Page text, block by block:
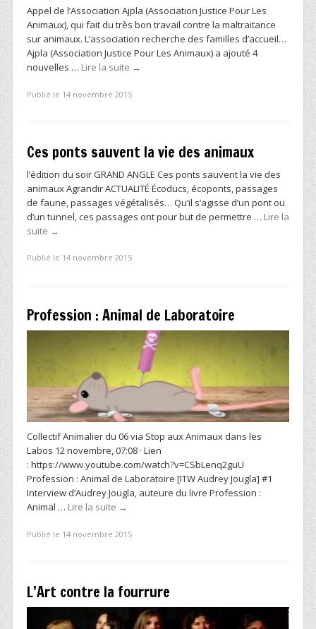
Appel de l’Association Ajpla (Association Justice Pour Les
Animaux), qui fait du très bon travail contre la maltraitance
sur animaux. L’association recherche des familles d’accueil…
Ajpla (Association Justice Pour Les Animaux) a ajouté 4
nouvelles … Lire la suite →
Publié le 14 novembre 2015
Ces ponts sauvent la vie des animaux
l’édition du soir GRAND ANGLE Ces ponts sauvent la vie des
animaux Agrandir ACTUALITÉ Écoducs, écoponts, passages
de faune, passages végétalisés… Qu’il s’agisse d’un pont ou
d’un tunnel, ces passages ont pour but de permettre … Lire la
suite →
Publié le 14 novembre 2015
Profession : Animal de Laboratoire
Collectif Animalier du 06 via Stop aux Animaux dans les
Labos 12 novembre, 07:08 · Lien
: https://www.youtube.com/watch?v=CSbLenq2guU
Profession : Animal de Laboratoire [ITW Audrey Jougla] #1
Interview d’Audrey Jougla, auteure du livre Profession :
Animal … Lire la suite →
Publié le 14 novembre 2015
L’Art contre la fourrure